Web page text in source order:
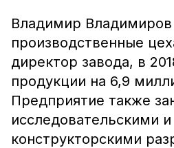
Владимир Владимиров
производственные
директор завода, в
продукции на 6,9
Предприятие также
исследовательскими
конструкторскими